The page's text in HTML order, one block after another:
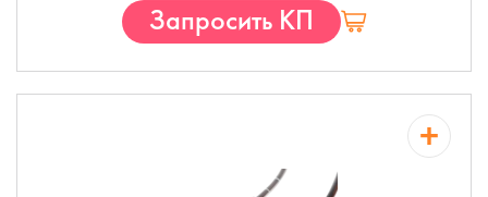
Запросить КП